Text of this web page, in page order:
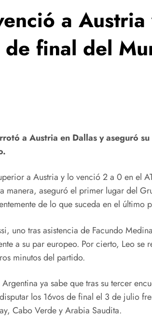
a
de final del
a Austria en Dallas y aseguró
a Austria y lo venció 2 a 0 en el
manera, aseguró el primer lugar del
de lo que suceda en el último
uno tras asistencia de Facundo
a su par europeo. Por cierto, Leo se
minutos del partido.
ya sabe que tras su tercer
los 16vos de final el 3 de julio
Cabo Verde y Arabia Saudita.